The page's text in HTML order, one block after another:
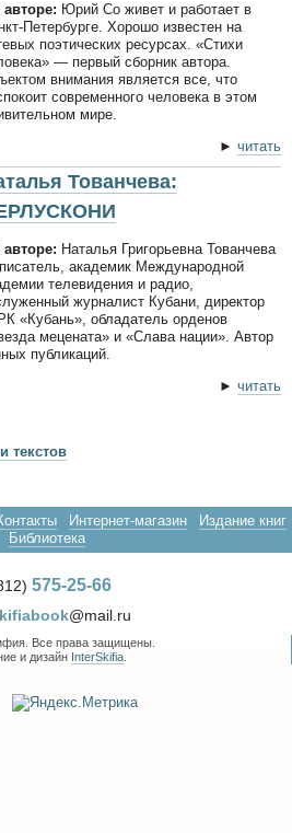
Юрий Со живет и работает в
Петербурге. Хорошо известен на
поэтических ресурсах. «Стихи
— первый сборник автора.
внимания является все, что
современного человека в этом
мире.
► читать
Тованчева:
Наталья Григорьевна Тованчева
академик Международной
телевидения и радио,
журналист Кубани, директор
«Кубань», обладатель орденов
мецената» и «Слава нации». Автор
публикаций.
► читать
текстов
Интернет-магазин
Издание книг
Библиотека
575-25-66
@mail.ru
Все права защищены.
и дизайн InterSkifia.